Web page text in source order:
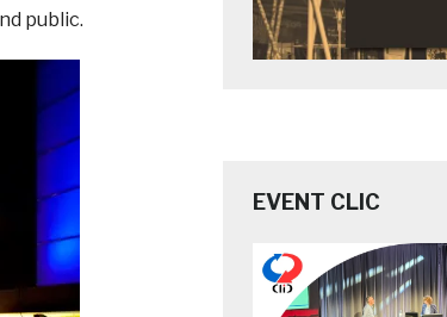
public.
EVENT CLIC